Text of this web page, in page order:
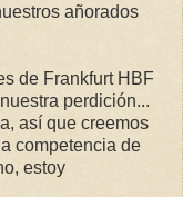
añorados
de Frankfurt HBF
perdición...
así que creemos
competencia de
estoy